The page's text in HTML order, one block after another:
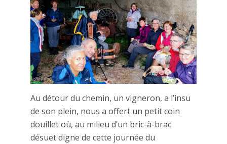
Au détour du chemin, un vigneron, a l’insu
de son plein, nous a offert un petit coin
douillet où, au milieu d’un bric-à-brac
désuet digne de cette journée du